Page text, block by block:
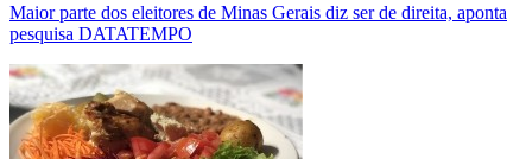
Maior parte dos eleitores de Minas Gerais diz ser de direita, aponta
pesquisa DATATEMPO